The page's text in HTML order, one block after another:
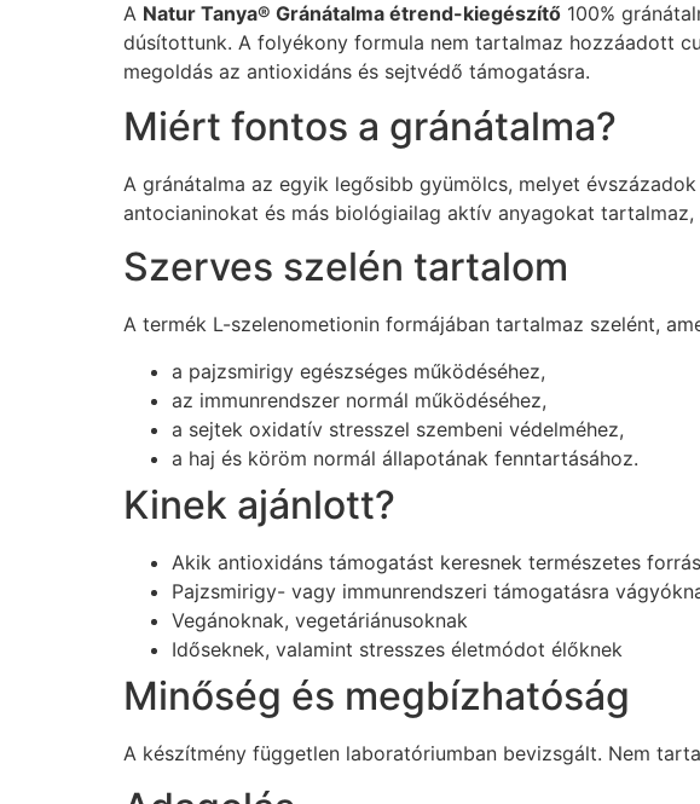
A Natur Tanya® Gránátalma étrend-kiegészítő 100%
dúsítottunk. A folyékony formula nem tartalmaz hozzáadott
megoldás az antioxidáns és sejtvédő támogatásra.
Miért fontos a gránátalma?
A gránátalma az egyik legősibb gyümölcs, melyet
antocianinokat és más biológiailag aktív anyagokat
Szerves szelén tartalom
A termék L-szelenometionin formájában tartalmaz szelént,
a pajzsmirigy egészséges működéséhez,
az immunrendszer normál működéséhez,
a sejtek oxidatív stresszel szembeni védelméhez,
a haj és köröm normál állapotának fenntartásához.
Kinek ajánlott?
Akik antioxidáns támogatást keresnek természetes
Pajzsmirigy- vagy immunrendszeri támogatásra
Vegánoknak, vegetáriánusoknak
Időseknek, valamint stresszes életmódot élőknek
Minőség és megbízhatóság
A készítmény független laboratóriumban bevizsgált. Nem